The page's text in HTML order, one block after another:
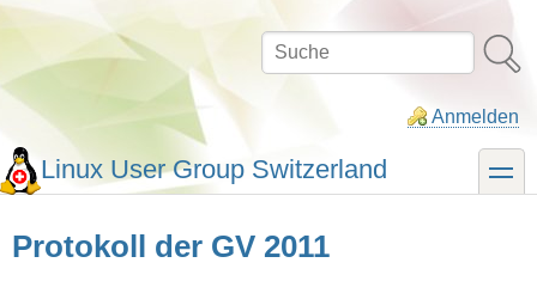
Direkt
Suche
Anmelden
Linux User Group Switzerland toggle
Protokoll der GV 2011